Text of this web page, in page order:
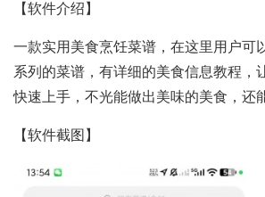
【软件介绍】
一款实用美食烹饪菜谱，在这里用户可
系列的菜谱，有详细的美食信息教程，
快速上手，不光能做出美味的美食，还
【软件截图】